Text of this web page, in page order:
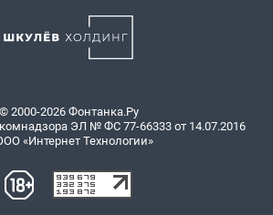
© 2000-2026 Фонтанка.Ру
ЭЛ № ФС 77-66333 от 14.07.2016
«Интернет Технологии»